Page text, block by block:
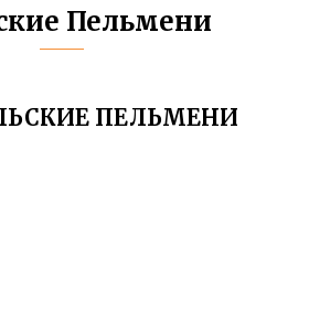
Пельмени
ПЕЛЬМЕНИ